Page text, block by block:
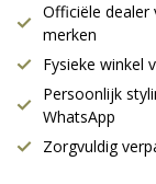
Officiële dealer
merken
Fysieke winkel
Persoonlijk
WhatsApp
Zorgvuldig